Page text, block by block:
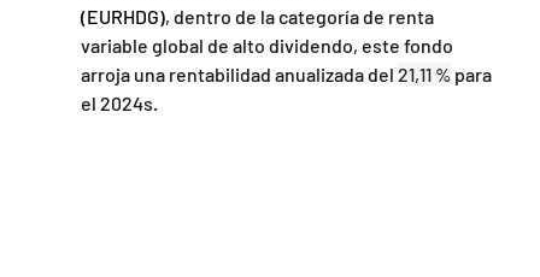
(EURHDG), dentro de la categoría de renta
variable global de alto dividendo, este fondo
arroja una rentabilidad anualizada del 21,11 % para
el 2024s.